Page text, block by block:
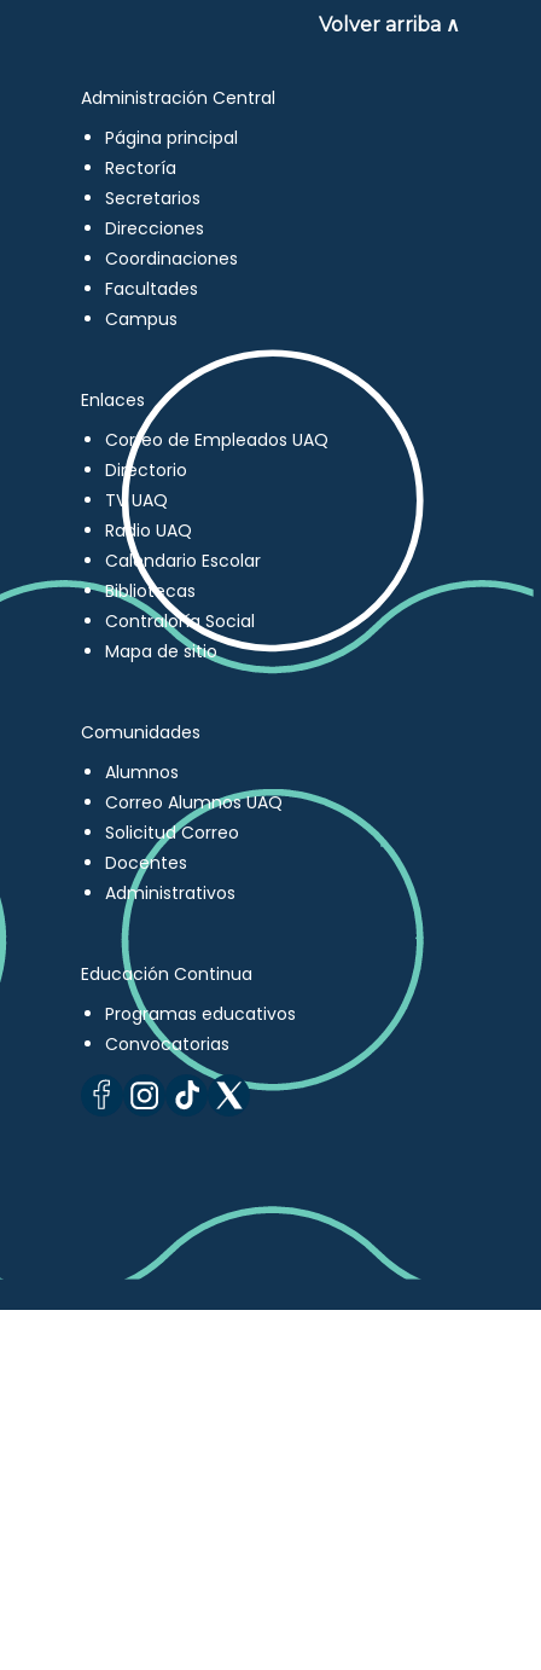
Volver arriba ∧
Administración Central
Página principal
Rectoría
Secretarios
Direcciones
Coordinaciones
Facultades
Campus
Enlaces
Correo de Empleados UAQ
Directorio
TV UAQ
Radio UAQ
Calendario Escolar
Bibliotecas
Contraloría Social
Mapa de sitio
Comunidades
Alumnos
Correo Alumnos UAQ
Solicitud Correo
Docentes
Administrativos
Educación Continua
Programas educativos
Convocatorias